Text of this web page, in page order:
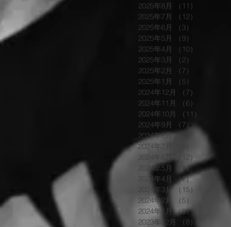
2025年8月
（11）
2025年7月
（12）
2025年6月
（3）
2025年5月
（9）
2025年4月
（10）
2025年3月
（2）
2025年2月
（7）
2025年1月
（5）
2024年12月
（7）
2024年11月
（6）
2024年10月
（11）
2024年9月
（7）7件の記事
2024年8月 （9）
9件の記事
2024年7月
2024年6月
（12）
12件の記事
2024年5月
（1）1件の記事
2024年4月
（7）7件の記事
2024年3月
（15）
2024年2月
（5）
2024年1月 （8）
2023年12月
（8）